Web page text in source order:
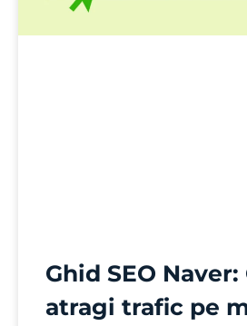
Ghid SEO Naver:
atragi trafic pe